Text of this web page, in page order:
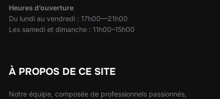
Heures d’ouverture
Du lundi au vendredi : 17h00—21h00
Les samedi et dimanche : 11h00–15h00
À PROPOS DE CE SITE
Notre équipe, composée de professionnels passionnés,